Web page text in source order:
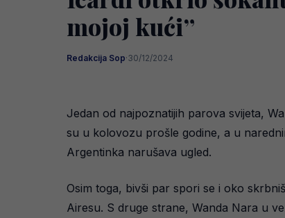
mojoj kući”
Redakcija Sop·30/12/2024
Jedan od najpoznatijih parova svijeta,
su u kolovozu prošle godine, a u
Argentinka narušava ugled.
Osim toga, bivši par spori se i oko
Airesu. S druge strane, Wanda Nara u